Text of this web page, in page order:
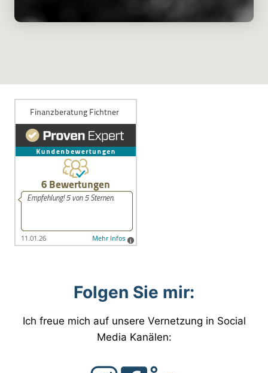
Folgen Sie mir:
Ich freue mich auf unsere Vernetzung in Social
Media Kanälen: